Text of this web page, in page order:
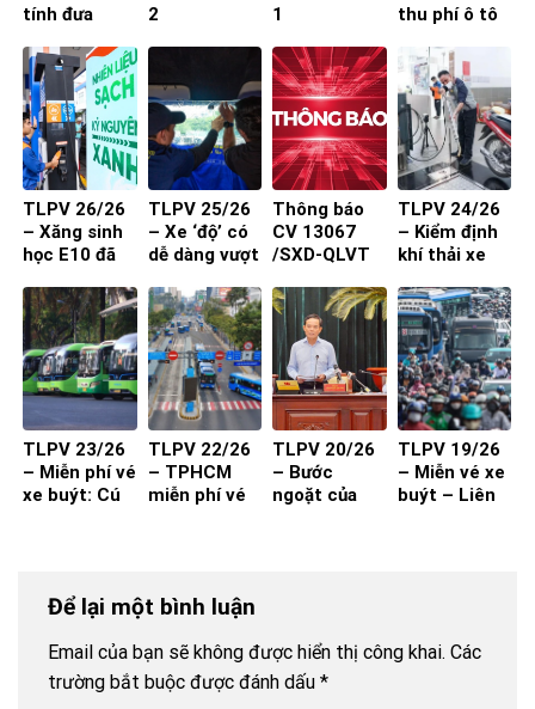
tính đưa
vào đường
nhỏ, khu dân
cư
2
1
thu phí ô tô
tâm: Làm
sao để người
dân đồng
thuận?
TLPV 26/26
– Xăng sinh
học E10 đã
TLPV 25/26
– Xe ‘độ’ có
dễ dàng vượt
kiểm?
Thông báo
CV 13067
/SXD-QLVT
Dựng đến
các DN/HTX
TLPV 24/26
– Kiểm định
khí thải xe
2027 đạt
hiệu quả?
TLPV 23/26
– Miễn phí vé
xe buýt: Cú
TLPV 22/26
– TPHCM
miễn phí vé
buýt đột
TLPV 20/26
– Bước
ngoặt của
TLPV 19/26
– Miễn vé xe
buýt – Liên
Để lại một bình luận
Email của bạn sẽ không được hiển thị công khai. Các
trường bắt buộc được đánh dấu *